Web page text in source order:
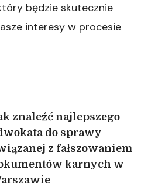
będzie skutecznie
interesy w procesie
znaleźć najlepszego
do sprawy
z fałszowaniem
karnych w